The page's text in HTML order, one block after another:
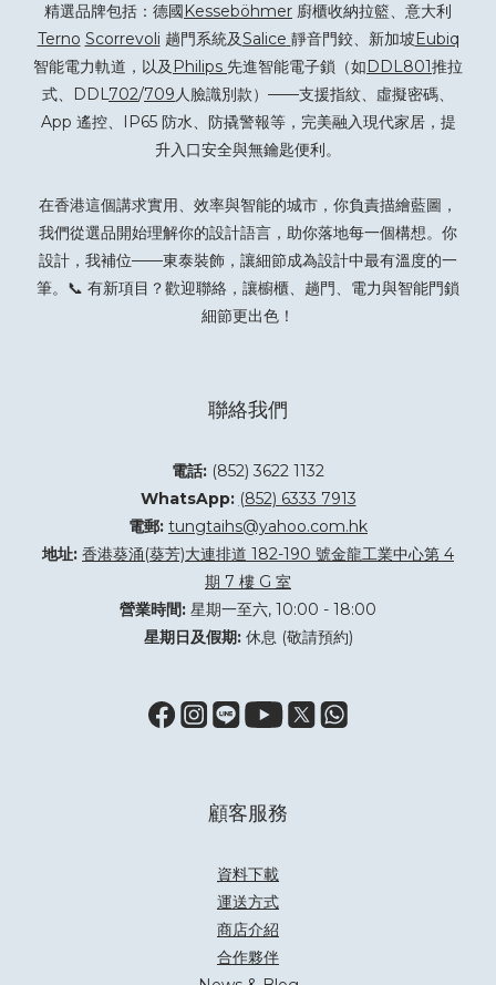
精選品牌包括：德國Kesseböhmer 廚櫃收納拉籃、意大利
Terno Scorrevoli 趟門系統及Salice 靜音門鉸、新加坡Eubiq
智能電力軌道，以及 Philips 先進智能電子鎖（如DDL801推拉
式、DDL702/709人臉識別款）——支援指紋、虛擬密碼、
App 遙控、IP65 防水、防撬警報等，完美融入現代家居，提
升入口安全與無鑰匙便利。
在香港這個講求實用、效率與智能的城市，你負責描繪藍圖，
我們從選品開始理解你的設計語言，助你落地每一個構想。你
設計，我補位——東泰裝飾，讓細節成為設計中最有溫度的一
筆。📞 有新項目？歡迎聯絡 ，讓櫥櫃、趟門、電力與智能門鎖
細節更出色！
聯絡我們
電話: (852) 3622 1132
WhatsApp: (852) 6333 7913
電郵: tungtaihs@yahoo.com.hk
地址: 香港葵涌(葵芳)大連排道 182-190 號金龍工業中心第 4
期 7 樓 G 室
營業時間: 星期一至六, 10:00 - 18:00
星期日及假期:休息 (敬請預約)
顧客服務
資料下載
運送方式
商店介紹
合作夥伴